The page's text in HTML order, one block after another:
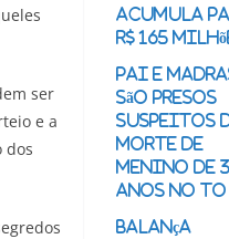
ser
e a
dos
acumula
R$ 165
Pai e
são presos
suspeitos
morte de
menino de 3
anos no TO
Balança